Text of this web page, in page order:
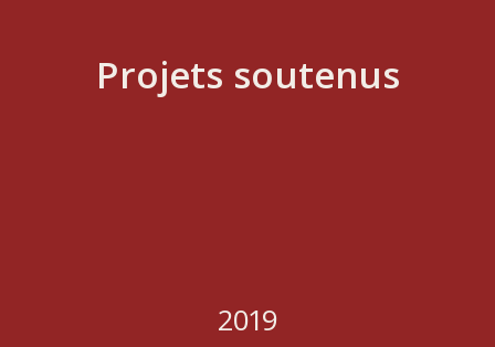
Projets soutenus
2019